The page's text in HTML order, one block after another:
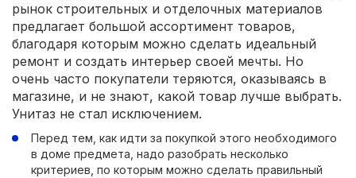
рынок строительных и отделочных материалов
предлагает большой ассортимент товаров,
благодаря которым можно сделать идеальный
ремонт и создать интерьер своей мечты. Но
очень часто покупатели теряются, оказываясь в
магазине, и не знают, какой товар лучше выбрать.
Унитаз не стал исключением.
Перед тем, как идти за покупкой этого необходимого
в доме предмета, надо разобрать несколько
критериев, по которым можно сделать правильный